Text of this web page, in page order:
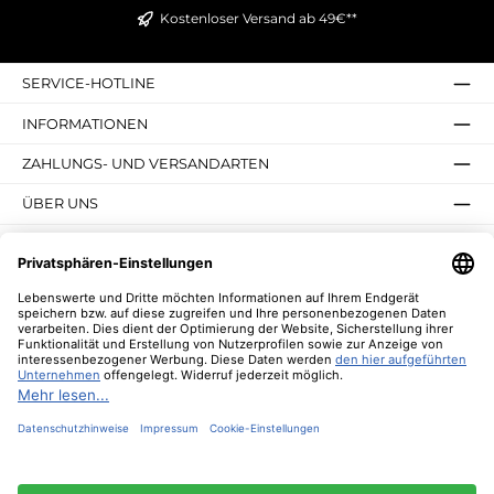
Kostenloser Versand ab 49€**
SERVICE-HOTLINE
INFORMATIONEN
ZAHLUNGS- UND VERSANDARTEN
ÜBER UNS
NEWSLETTER
* Alle Preise inkl. gesetzl. Mehrwertsteuer zzgl.
Nachnahmegebühren, wenn nicht anders angegeben.
können.Mehr Informationen ...